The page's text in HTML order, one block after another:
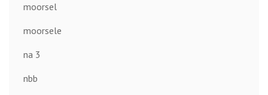
moorsel
moorsele
na 3
nbb